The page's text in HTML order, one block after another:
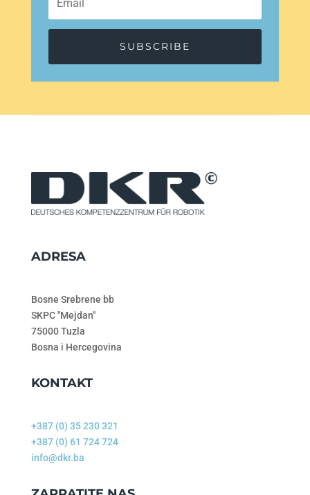
SUBSCRIBE
ADRESA
Bosne Srebrene bb
SKPC "Mejdan"
75000 Tuzla
Bosna i Hercegovina
KONTAKT
+387 (0) 35 230 321
+387 (0) 61 724 724
info@dkr.ba